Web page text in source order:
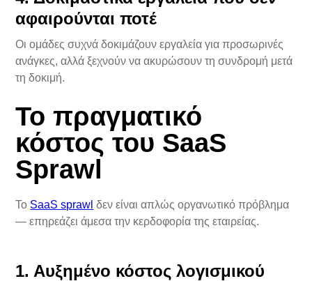
αφαιρούνται ποτέ
Οι ομάδες συχνά δοκιμάζουν εργαλεία για προσωρινές
ανάγκες, αλλά ξεχνούν να ακυρώσουν τη συνδρομή μετά
τη δοκιμή.
Το πραγματικό
κόστος του SaaS
Sprawl
Το SaaS sprawl δεν είναι απλώς οργανωτικό πρόβλημα
— επηρεάζει άμεσα την κερδοφορία της εταιρείας.
1. Αυξημένο κόστος λογισμικού